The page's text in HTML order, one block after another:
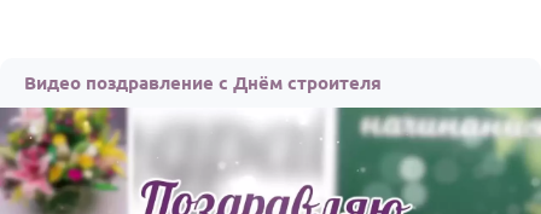
Открытки
Стихи и тексты
ПРАЗДНИКИ
ОТЗЫВЫ
Видео поздравление с Днём строителя